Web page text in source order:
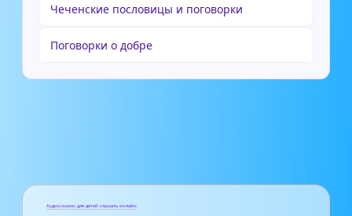
Чеченские пословицы и поговорки
Поговорки о добре
Аудиосказки для детей слушать онлайн